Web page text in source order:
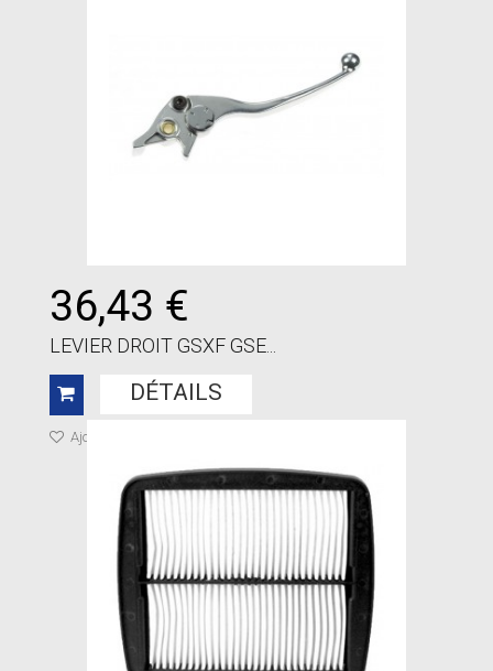
36,43 €
LEVIER DROIT GSXF GSE...
DÉTAILS
Ajouter à ma liste de cadeaux